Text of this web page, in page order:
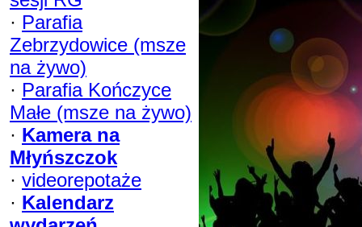
· Parafia
Zebrzydowice (msze
na żywo)
· Parafia Kończyce
Małe (msze na żywo)
· Kamera na
Młyńszczok
· videorepotaże
· Kalendarz